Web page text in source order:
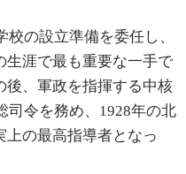
の設立準備を委任し、
涯で最も重要な一手で
後、軍政を指揮する中核
司令を務め、1928年の北
の最高指導者となっ